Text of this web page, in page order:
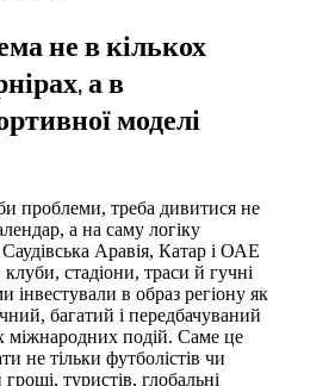
не в кількох
а в
моделі
проблеми, треба дивитися не
а на саму логіку
Аравія, Катар і ОАЕ
стадіони, траси й гучні
в образ регіону як
багатий і передбачуваний
міжнародних подій. Саме це
не тільки футболістів чи
туристів, глобальні